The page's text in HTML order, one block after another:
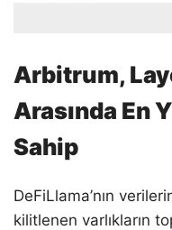
Arbitrum,
Arasında En
Sahip
DeFiLlama’nın
kilitlenen varlıkların